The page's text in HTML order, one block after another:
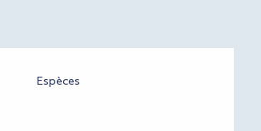
Espèces